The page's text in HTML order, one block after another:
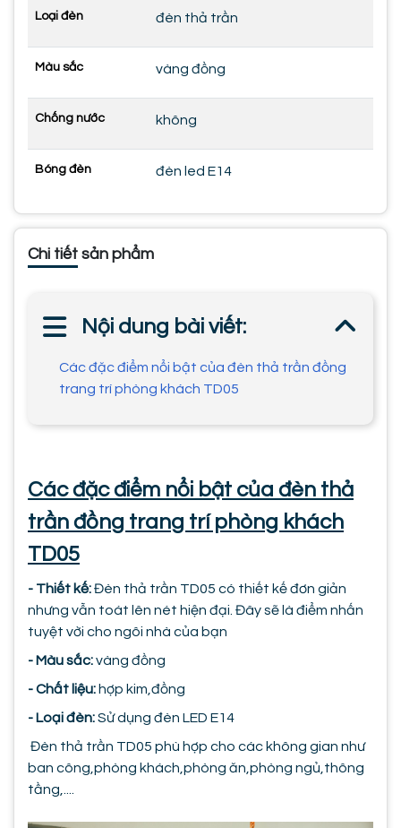
Loại đèn đèn thả trần
Màu sắc vàng đồng
Chống nước không
Bóng đèn đèn led E14
Chi tiết sản phẩm
Nội dung bài viết:
Các đặc điểm nổi bật của đèn thả trần đồng
trang trí phòng khách TD05
Các đặc điểm nổi bật của đèn thả
trần đồng trang trí phòng khách
TD05
- Thiết kế:Đèn thả trần TD05 có thiết kế đơn giản
nhưng vẫn toát lên nét hiện đại. Đây sẽ là điểm nhấn
tuyệt vời cho ngôi nhà của bạn
- Màu sắc:vàng đồng
- Chất liệu: hợp kim,đồng
- Loại đèn:Sử dụng đèn LED E14
Đèn thả trần TD05 phù hợp cho các không gian như
ban công,phòng khách,phòng ăn,phòng ngủ,thông
tầng,....